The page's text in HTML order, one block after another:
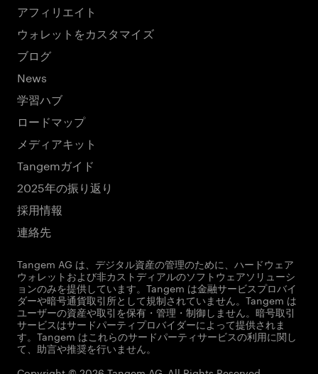
アフィリエイト
ウォレットをカスタマイズ
ブログ
News
学習ハブ
ロードマップ
メディアキット
Tangemガイド
2025年の振り返り
採用情報
連絡先
Tangem AG は、デジタル資産の管理のために、ハードウェア
ウォレットおよび非カストディアルのソフトウェアソリューシ
ョンのみを提供しています。Tangem は金融サービスプロバイ
ダーや暗号通貨取引所として規制されていません。Tangem は
ユーザーの資産や取引を保有・管理・制御しません。暗号取引
サービスはサードパーティプロバイダーによって提供されま
す。Tangem はこれらのサードパーティサービスの利用に関し
て、助言や推奨を行いません。